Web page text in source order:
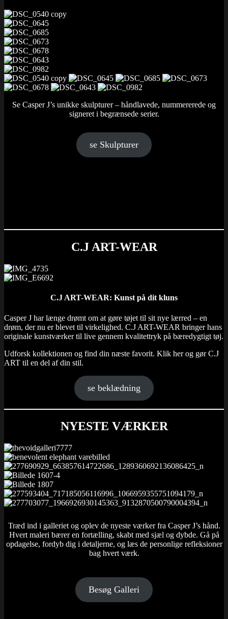
Se Casper J’s unikke skulpturer – håndlavede, nummererede og
signeret i begrænsede serier.
se Skulpturer
C.J ART-WEAR
C.J ART-WEAR: Kunst på dit kluns
Casper J har længe drømt om at gøre tøjet til sit nye lærred – en
drøm, der nu er blevet til virkelighed. C.J ART-WEAR bringer hans
originale kunstværker til live gennem kvalitettryk på bæredygtigt tøj.
Udforsk kollektionen og find din næste favorit. Klik her og gør C.J
ART til en del af din stil.
se beklædning
NYESTE VÆRKER
Træd ind i galleriet og oplev de nyeste værker fra Casper J’s hånd.
Hvert maleri bærer en fortælling, skabt med sjæl og dybde. Gå på
opdagelse, fordyb dig i detaljerne, og læs de personlige refleksioner
bag hvert værk.
Besøg Galleri